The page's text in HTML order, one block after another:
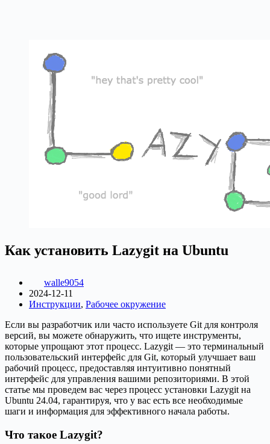
Как установить Lazygit на Ubuntu
walle9054
2024-12-11
Инструкции, Рабочее окружение
Если вы разработчик или часто используете Git для контроля
версий, вы можете обнаружить, что ищете инструменты,
которые упрощают этот процесс. Lazygit — это терминальный
пользовательский интерфейс для Git, который улучшает ваш
рабочий процесс, предоставляя интуитивно понятный
интерфейс для управления вашими репозиториями. В этой
статье мы проведем вас через процесс установки Lazygit на
Ubuntu 24.04, гарантируя, что у вас есть все необходимые
шаги и информация для эффективного начала работы.
Что такое Lazygit?